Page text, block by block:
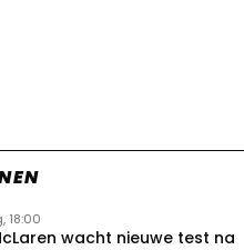
wacht nieuwe test na
18:00